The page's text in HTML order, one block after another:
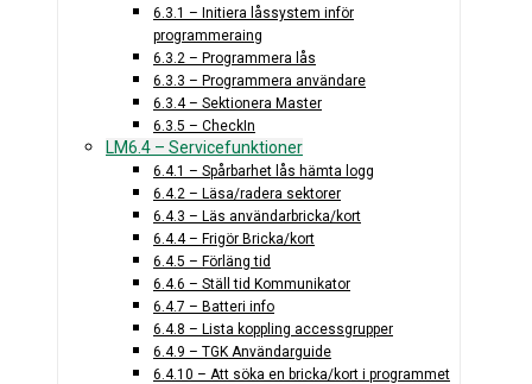
6.3.1 – Initiera låssystem inför
programmeraing
6.3.2 – Programmera lås
6.3.3 – Programmera användare
6.3.4 – Sektionera Master
6.3.5 – CheckIn
LM6.4 – Servicefunktioner
6.4.1 – Spårbarhet lås hämta logg
6.4.2 – Läsa/radera sektorer
6.4.3 – Läs användarbricka/kort
6.4.4 – Frigör Bricka/kort
6.4.5 – Förläng tid
6.4.6 – Ställ tid Kommunikator
6.4.7 – Batteri info
6.4.8 – Lista koppling accessgrupper
6.4.9 – TGK Användarguide
6.4.10 – Att söka en bricka/kort i programmet